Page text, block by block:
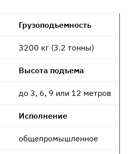
Грузоподъемность
3200 кг (3.2 тонны)
Высота подъема
до 3, 6, 9 или 12 метров
Исполнение
общепромышленное